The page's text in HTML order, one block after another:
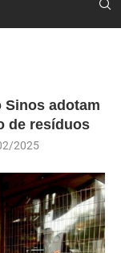
Sinos adotam
de resíduos
2025